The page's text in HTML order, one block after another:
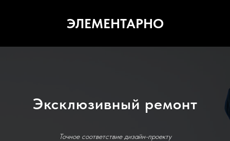
ЭЛЕМЕНТАРНО
Эксклюзивный ремонт
Точное соответствие дизайн-проекту